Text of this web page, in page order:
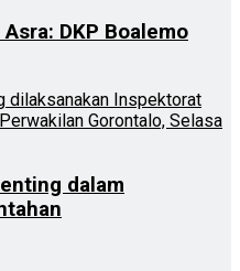
DKP Boalemo
dalam